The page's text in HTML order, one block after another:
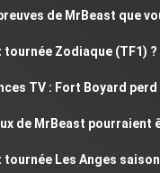
de MrBeast que vous
Zodiaque (TF1) ?
TV : Fort Boyard perd
MrBeast pourraient
Les Anges saison